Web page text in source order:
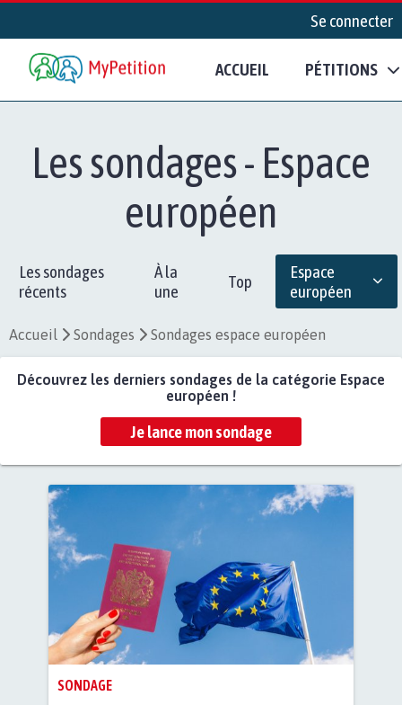
Se connecter
ACCUEIL PÉTITIONS
Les sondages - Espace
européen
Les sondages
récents
À la
une
Top
Espace
européen
Accueil Sondages Sondages espace européen
Découvrez les derniers sondages de la catégorie Espace
européen !
Je lance mon sondage
SONDAGE